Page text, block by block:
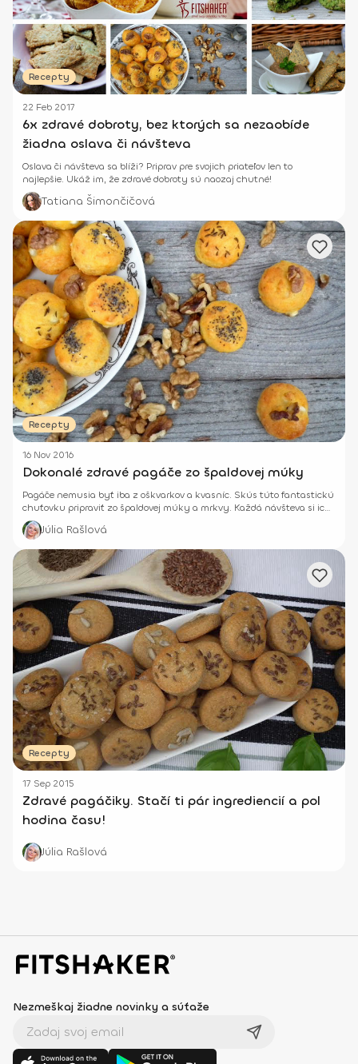
Recepty
22 Feb 2017
6x zdravé dobroty, bez ktorých sa nezaobíde
žiadna oslava či návšteva
Oslava či návšteva sa blíži? Priprav pre svojich priateľov len to
najlepšie. Ukáž im, že zdravé dobroty sú naozaj chutné!
Tatiana Šimončičová
Recepty
16 Nov 2016
Dokonalé zdravé pagáče zo špaldovej múky
Pagáče nemusia byť iba z oškvarkov a kvasníc. Skús túto fantastickú
chuťovku pripraviť zo špaldovej múky a mrkvy. Každá návšteva si ich
obľúbi.
Júlia Rašlová
Recepty
17 Sep 2015
Zdravé pagáčiky. Stačí ti pár ingrediencií a pol
hodina času!
Júlia Rašlová
Nezmeškaj žiadne novinky a súťaže